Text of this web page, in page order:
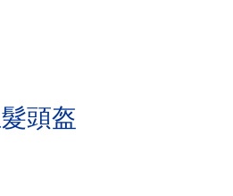
頭盔